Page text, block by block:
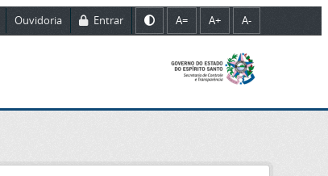
Ouvidoria Entrar A= A+ A-